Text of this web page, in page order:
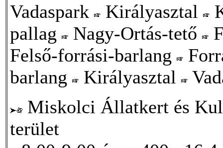
Vadaspark Királyasztal
pallag
Nagy-Ortás-tető
Felső-forrási-barlang
barlang
Királyasztal
Miskolci Állatkert és
terület